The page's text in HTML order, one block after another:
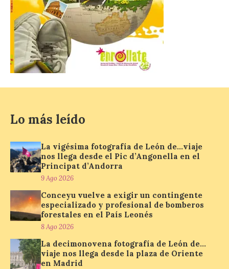
se producirá el fenómeno
natural excepcional que
podrá verse en muchos
puntos de la comarca,
pero hay que recordar que la observación
debe hacerse siguiendo las pautas de
seguridad recomendadas. La Comarca de
Cinco Villas […]
León de…viaje nos llega
en el Principat d’Andorra
9 Ago 2026
de…viaje. Una iniciativa
organizado por la sección
juvenil de la Asociación
Enróllate, la Asociación
Conceyu País Llionés y el Diario de
Turismo, Ocio e Información para
jóvenes “Enredando.info”. Miguel Robles
nos envía la vigésima fotografía de […]
Lo más leído
La vigésima fotografía de León de…viaje
nos llega desde el Pic d’Angonella en el
Principat d’Andorra
9 Ago 2026
Conceyu vuelve a exigir un contingente
especializado y profesional de bomberos
forestales en el País Leonés
8 Ago 2026
La decimonovena fotografía de León de…
viaje nos llega desde la plaza de Oriente
en Madrid